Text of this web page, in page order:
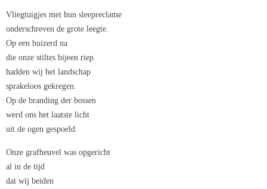
Vliegtuigjes met hun sleepreclame
onderschreven de grote leegte.
Op een buizerd na
die onze stiltes bijeen riep
hadden wij het landschap
sprakeloos gekregen.
Op de branding der bossen
werd ons het laatste licht
uit de ogen gespoeld.
Onze grafheuvel was opgericht
al in de tijd
dat wij beiden